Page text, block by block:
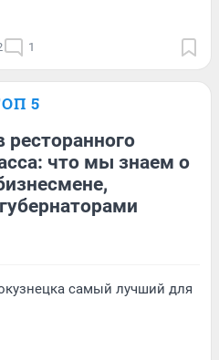
1
5
ресторанного
что мы знаем о
самый лучший для